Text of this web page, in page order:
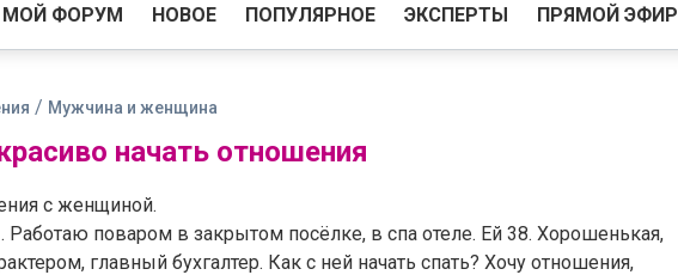
МОЙ ФОРУМ НОВОЕ ПОПУЛЯРНОЕ ЭКСПЕРТЫ ПРЯМОЙ ЭФИР
/ Мужчина и женщина
начать отношения
с женщиной.
Работаю поваром в закрытом посёлке, в спа отеле. Ей 38. Хорошенькая,
главный бухгалтер. Как с ней начать спать? Хочу отношения,